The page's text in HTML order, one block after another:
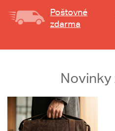
Poštovné
zdarma
Novinky